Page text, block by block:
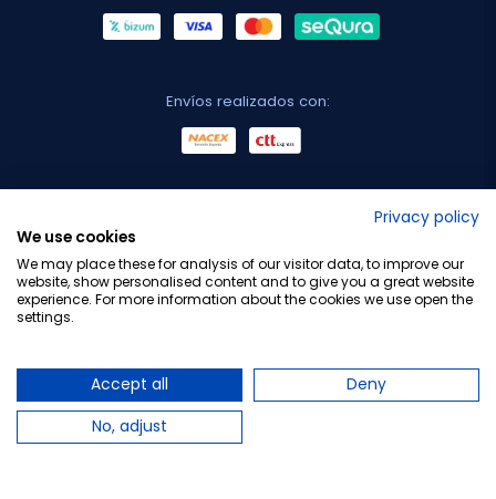
Envíos realizados con:
Privacy policy
We use cookies
We may place these for analysis of our visitor data, to improve our
website, show personalised content and to give you a great website
experience. For more information about the cookies we use open the
settings.
Accept all
Deny
No, adjust